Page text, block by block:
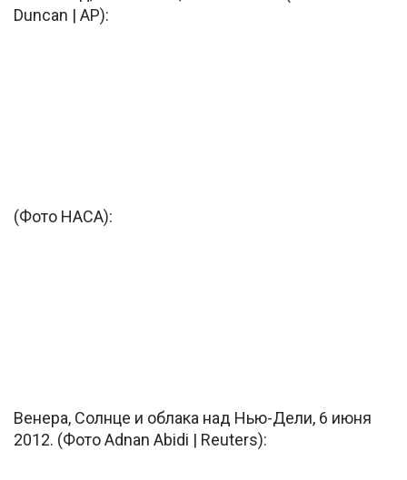
Duncan | AP):
(Фото НАСА):
Венера, Солнце и облака над Нью-Дели, 6 июня
2012. (Фото Adnan Abidi | Reuters):